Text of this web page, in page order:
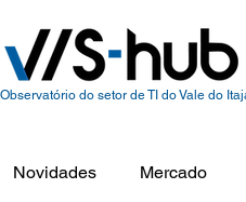
Observatório do setor de TI do Vale do
Novidades Mercado